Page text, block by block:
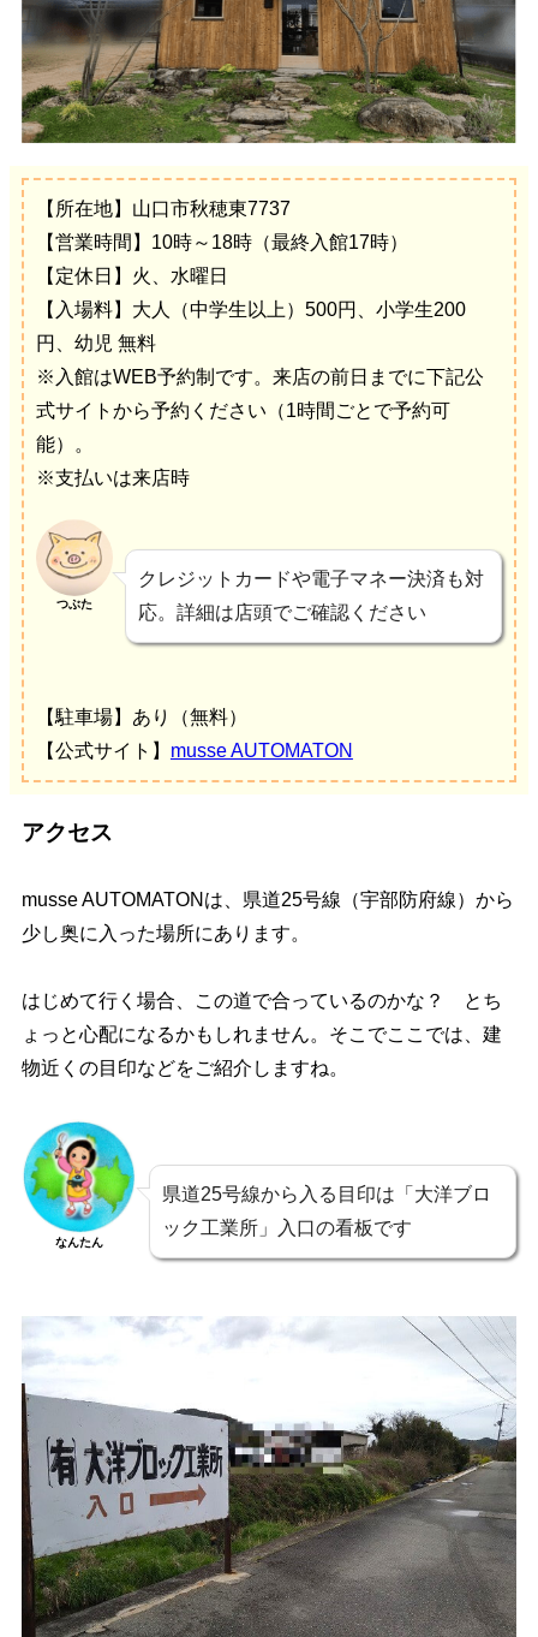
【所在地】山口市秋穂東7737
【営業時間】10時～18時（最終入館17時）
【定休日】火、水曜日
【入場料】大人（中学生以上）500円、小学生200
円、幼児 無料
※ 入館はWEB予約制です。来店の前日までに下記公
式サイトから予約ください（1時間ごとで予約可
能）。
※支払いは来店時
つぶた
クレジットカードや電子マネー決済も対
応。詳細は店頭でご確認ください
【駐車場】あり（無料）
【公式サイト】 musse AUTOMATON
アクセス
musse AUTOMATONは、県道25号線（宇部防府線）から
少し奥に入った場所にあります。
はじめて行く場合、この道で合っているのかな？ とち
ょっと心配になるかもしれません。そこでここでは、建
物近くの目印などをご紹介しますね。
なんたん
県道25号線から入る目印は「大洋ブロ
ック工業所」入口の看板です